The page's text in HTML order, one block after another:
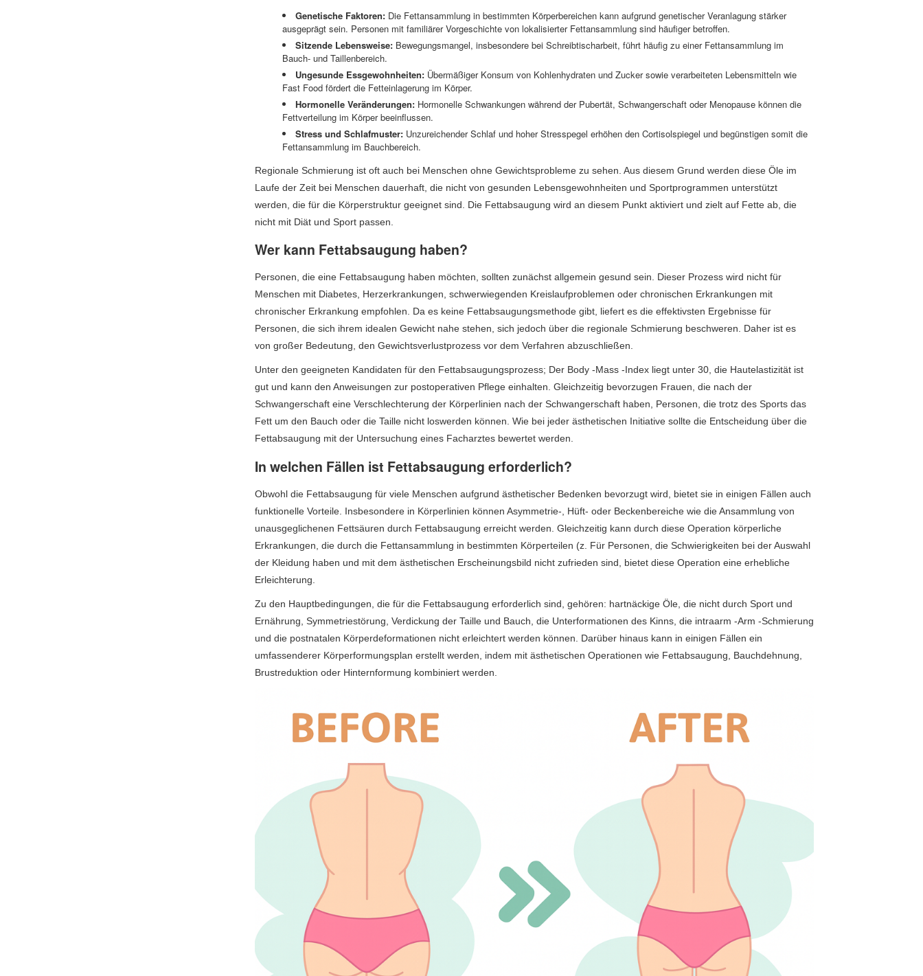
Genetische Faktoren:Die Fettansammlung in bestimmten Körperbereichen kann aufgrund genetischer Veranlagung stärker
ausgeprägt sein. Personen mit familiärer Vorgeschichte von lokalisierter Fettansammlung sind häufiger betroffen.
Sitzende Lebensweise:Bewegungsmangel, insbesondere bei Schreibtischarbeit, führt häufig zu einer Fettansammlung im
Bauch- und Taillenbereich.
Ungesunde Essgewohnheiten:Übermäßiger Konsum von Kohlenhydraten und Zucker sowie verarbeiteten Lebensmitteln wie
Fast Food fördert die Fetteinlagerung im Körper.
Hormonelle Veränderungen:Hormonelle Schwankungen während der Pubertät, Schwangerschaft oder Menopause können die
Fettverteilung im Körper beeinflussen.
Stress und Schlafmuster:Unzureichender Schlaf und hoher Stresspegel erhöhen den Cortisolspiegel und begünstigen somit die
Fettansammlung im Bauchbereich.
Regionale Schmierung ist oft auch bei Menschen ohne Gewichtsprobleme zu sehen. Aus diesem Grund werden diese Öle im
Laufe der Zeit bei Menschen dauerhaft, die nicht von gesunden Lebensgewohnheiten und Sportprogrammen unterstützt
werden, die für die Körperstruktur geeignet sind. Die Fettabsaugung wird an diesem Punkt aktiviert und zielt auf Fette ab, die
nicht mit Diät und Sport passen.
Wer kann Fettabsaugung haben?
Personen, die eine Fettabsaugung haben möchten, sollten zunächst allgemein gesund sein. Dieser Prozess wird nicht für
Menschen mit Diabetes, Herzerkrankungen, schwerwiegenden Kreislaufproblemen oder chronischen Erkrankungen mit
chronischer Erkrankung empfohlen. Da es keine Fettabsaugungsmethode gibt, liefert es die effektivsten Ergebnisse für
Personen, die sich ihrem idealen Gewicht nahe stehen, sich jedoch über die regionale Schmierung beschweren. Daher ist es
von großer Bedeutung, den Gewichtsverlustprozess vor dem Verfahren abzuschließen.
Unter den geeigneten Kandidaten für den Fettabsaugungsprozess; Der Body -Mass -Index liegt unter 30, die Hautelastizität ist
gut und kann den Anweisungen zur postoperativen Pflege einhalten. Gleichzeitig bevorzugen Frauen, die nach der
Schwangerschaft eine Verschlechterung der Körperlinien nach der Schwangerschaft haben, Personen, die trotz des Sports das
Fett um den Bauch oder die Taille nicht loswerden können. Wie bei jeder ästhetischen Initiative sollte die Entscheidung über die
Fettabsaugung mit der Untersuchung eines Facharztes bewertet werden.
In welchen Fällen ist Fettabsaugung erforderlich?
Obwohl die Fettabsaugung für viele Menschen aufgrund ästhetischer Bedenken bevorzugt wird, bietet sie in einigen Fällen auch
funktionelle Vorteile. Insbesondere in Körperlinien können Asymmetrie-, Hüft- oder Beckenbereiche wie die Ansammlung von
unausgeglichenen Fettsäuren durch Fettabsaugung erreicht werden. Gleichzeitig kann durch diese Operation körperliche
Erkrankungen, die durch die Fettansammlung in bestimmten Körperteilen (z. Für Personen, die Schwierigkeiten bei der Auswahl
der Kleidung haben und mit dem ästhetischen Erscheinungsbild nicht zufrieden sind, bietet diese Operation eine erhebliche
Erleichterung.
Zu den Hauptbedingungen, die für die Fettabsaugung erforderlich sind, gehören: hartnäckige Öle, die nicht durch Sport und
Ernährung, Symmetriestörung, Verdickung der Taille und Bauch, die Unterformationen des Kinns, die intraarm -Arm -Schmierung
und die postnatalen Körperdeformationen nicht erleichtert werden können. Darüber hinaus kann in einigen Fällen ein
umfassenderer Körperformungsplan erstellt werden, indem mit ästhetischen Operationen wie Fettabsaugung, Bauchdehnung,
Brustreduktion oder Hinternformung kombiniert werden.